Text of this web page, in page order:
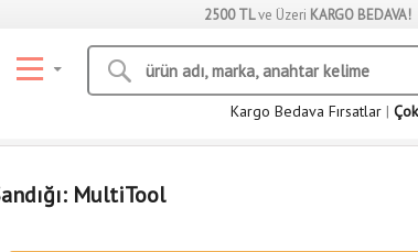
2500 TLve Üzeri KARGO BEDAVA!
Kargo Bedava Fırsatlar |
MultiTool